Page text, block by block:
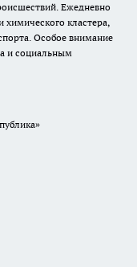
Ежедневно
химического кластера,
Особое внимание
и социальным